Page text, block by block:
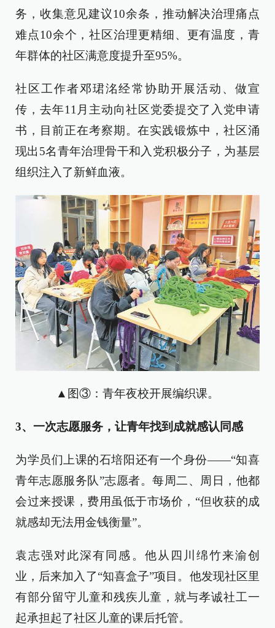
务，收集意见建议10余条，推动解决治理痛点
难点10余个，社区治理更精细、更有温度，青
年群体的社区满意度提升至95%。
社区工作者邓珺洺经常协助开展活动、做宣
传，去年11月主动向社区党委提交了入党申请
书，目前正在考察期。在实践锻炼中，社区涌
现出5名青年治理骨干和入党积极分子，为基层
组织注入了新鲜血液。
▲图③：青年夜校开展编织课。
3、一次志愿服务，让青年找到成就感认同感
为学员们上课的石培阳还有一个身份——“知喜
青年志愿服务队”志愿者。每周二、周日，他都
会过来授课，费用虽低于市场价，“但收获的成
就感却无法用金钱衡量”。
袁志强对此深有同感。他从四川绵竹来渝创
业，后来加入了“知喜盒子”项目。他发现社区里
有部分留守儿童和残疾儿童，就与孝诚社工一
起承担起了社区儿童的课后托管。